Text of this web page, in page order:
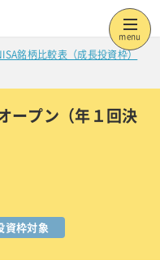
menu
銘柄比較表（成長投資枠）
ープン（年１回決
資枠対象